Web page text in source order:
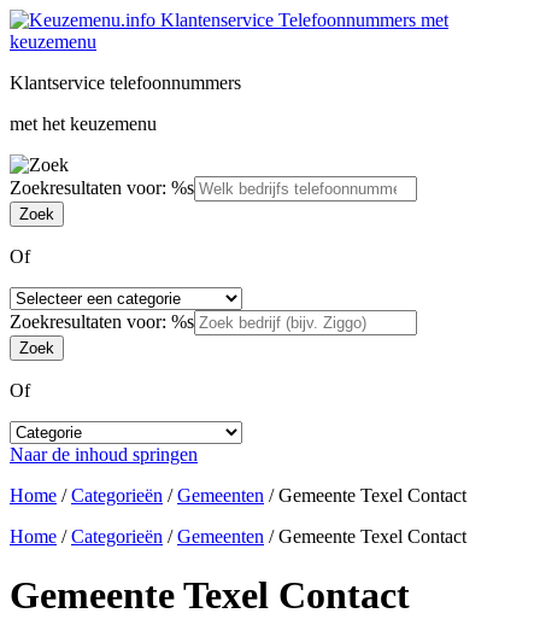
Klantservice telefoonnummers
met het keuzemenu
Zoekresultaten voor: %s
Of
Zoekresultaten voor: %s
Of
Naar de inhoud springen
Home /Categorieën /Gemeenten /Gemeente Texel Contact
Home /Categorieën /Gemeenten /Gemeente Texel Contact
Gemeente Texel Contact